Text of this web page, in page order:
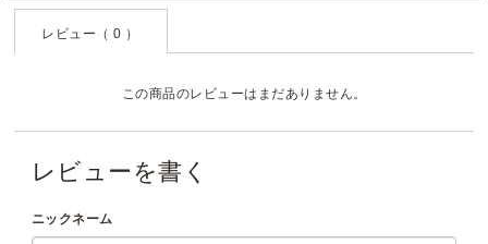
レビュー（ 0 ）
この商品のレビューはまだありません。
レビューを書く
ニックネーム